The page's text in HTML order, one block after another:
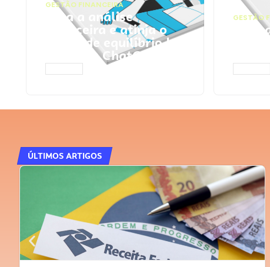
GESTÃO FINANCEIRA
Faça a análise
financeira e atinja o
ponto de equilíbrio |
Prompts ChatGPT
GESTÃO
seu
ÚLTIMOS ARTIGOS